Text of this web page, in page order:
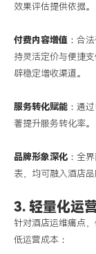
效果评估提供依据。
付费内容增值 ：合
持灵活定价与便捷
辟稳定增收渠道。
服务转化赋能 ：通
著提升服务转化率。
品牌形象深化 ：全
表，均可融入酒店
3. 轻量化运
针对酒店运维痛点
低运营成本：